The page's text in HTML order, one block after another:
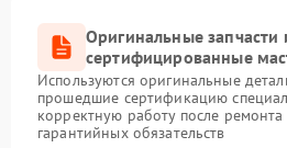
Оригинальные запчасти
сертифицированные
Используются оригинальные
прошедшие сертификацию
корректную работу после
гарантийных обязательств